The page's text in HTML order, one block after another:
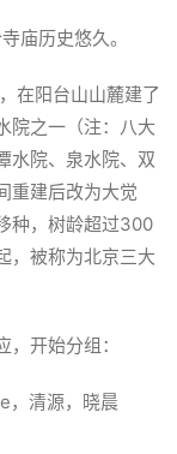
庙历史悠久。
在阳台山山麓建了
院之一（注：八大
水院、泉水院、双
重建后改为大觉
种，树龄超过300
，被称为北京三大
开始分组：
，清源，晓晨